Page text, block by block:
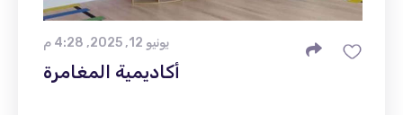
يونيو 12, 2025, 4:28 م
أكاديمية المغامرة